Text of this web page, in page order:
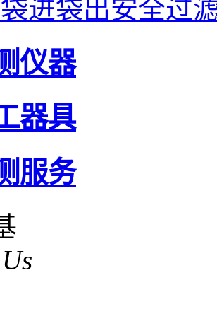
进袋出安全过
仪器
器具
服务